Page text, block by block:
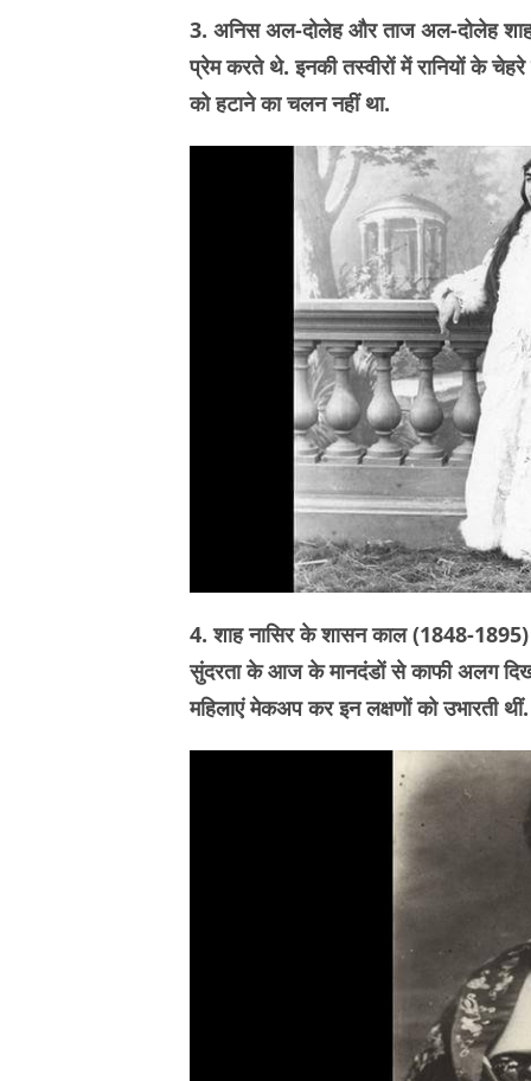
3. अनिस अल-दोलेह और ताज अल-दोलेह शाह
प्रेम करते थे. इनकी तस्वीरों में रानियों के
को हटाने का चलन नहीं था.
4. शाह नासिर के शासन काल (1848-1895)
सुंदरता के आज के मानदंडों से काफी अलग
महिलाएं मेकअप कर इन लक्षणों को उभारती थीं.